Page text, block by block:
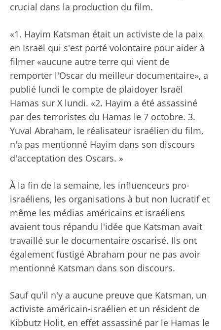
crucial dans la production du film.
«1. Hayim Katsman était un activiste de la paix
en Israël qui s'est porté volontaire pour aider à
filmer «aucune autre terre qui vient de
remporter l'Oscar du meilleur documentaire», a
publié lundi le compte de plaidoyer Israël
Hamas sur X lundi. «2. Hayim a été assassiné
par des terroristes du Hamas le 7 octobre. 3.
Yuval Abraham, le réalisateur israélien du film,
n'a pas mentionné Hayim dans son discours
d'acceptation des Oscars. »
À la fin de la semaine, les influenceurs pro-
israéliens, les organisations à but non lucratif et
même les médias américains et israéliens
avaient tous répandu l'idée que Katsman avait
travaillé sur le documentaire oscarisé. Ils ont
également fustigé Abraham pour ne pas avoir
mentionné Katsman dans son discours.
Sauf qu'il n'y a aucune preuve que Katsman, un
activiste américain-israélien et un résident de
Kibbutz Holit, en effet assassiné par le Hamas le